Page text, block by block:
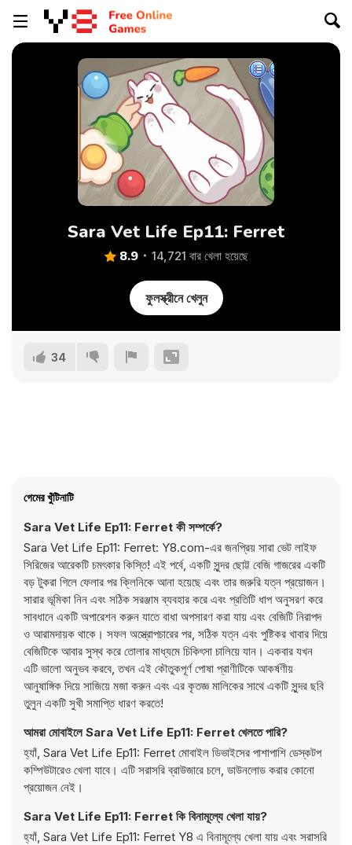
Sara Vet Life Ep11: Ferret
8.9 14,721 বার খেলা হয়েছে
ফুলস্ক্রীনে খেলুন
34
গেমের খুঁটিনাটি
Sara Vet Life Ep11: Ferret কী সম্পর্কে?
Sara Vet Life Ep11: Ferret: Y8.com-এর জনপ্রিয় সারা ভেট লাইফ
সিরিজের আরেকটি চমৎকার কিস্তি! এই পর্বে, একটি সুন্দর ছোট্ট বেজি গাজরের একটি
বড় টুকরা গিলে ফেলার পর ক্লিনিকে আনা হয়েছে এবং তার জরুরি যত্ন প্রয়োজন।
সারার ভূমিকা নিন এবং সঠিক সরঞ্জাম ব্যবহার করে এবং প্রতিটি ধাপ অনুসরণ করে
সাবধানে একটি অপারেশন করুন যাতে বাধা অপসারণ করা যায় এবং বেজিটি নিরাপদ
ও আরামদায়ক থাকে। সফল অস্ত্রোপচারের পর, সঠিক যত্ন এবং পুষ্টিকর খাবার দিয়ে
বেজিটিকে আবার সুস্থ করে তোলার মাধ্যমে চিকিৎসা চালিয়ে যান। একবার যখন
এটি ভালো অনুভব করবে, তখন এই কৌতুকপূর্ণ পোষা প্রাণীটিকে আকর্ষণীয়
আনুষাঙ্গিক দিয়ে সাজিয়ে মজা করুন এবং এর কৃতজ্ঞ মালিকের সাথে একটি সুন্দর ছবি
তুলুন একটি সুখী সমাপ্তি ধারণ করতে!
আমরা মোবাইলে Sara Vet Life Ep11: Ferret খেলতে পারি?
হ্যাঁ, Sara Vet Life Ep11: Ferret মোবাইল ডিভাইসের পাশাপাশি ডেস্কটপ
কম্পিউটারেও খেলা যাবে। এটি সরাসরি ব্রাউজারে চলে, ডাউনলোড করার কোনো
প্রয়োজন নেই।
Sara Vet Life Ep11: Ferret কি বিনামূল্যে খেলা যায়?
হ্যাঁ, Sara Vet Life Ep11: Ferret Y8 এ বিনামূল্যে খেলা যায় এবং সরাসরি